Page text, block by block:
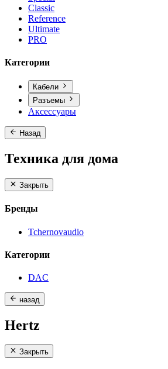
Classic
Reference
Ultimate
PRO
Категории
Кабели
Разъемы
Аксессуары
Назад
Техника для дома
Закрыть
Бренды
Tchernovaudio
Категории
DAC
назад
Hertz
Закрыть